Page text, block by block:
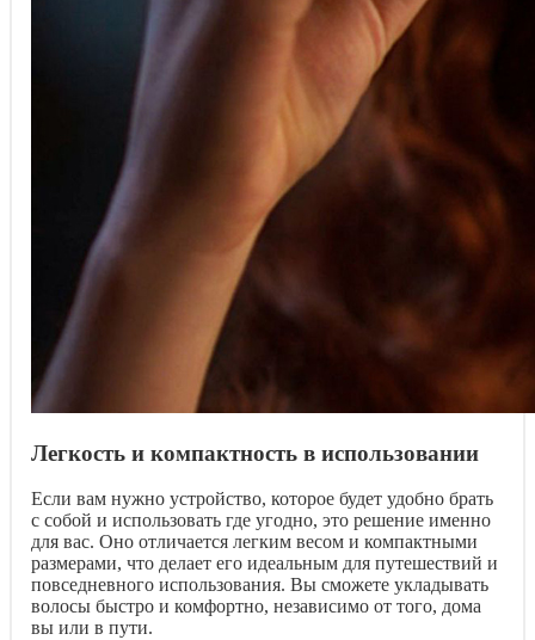
Легкость и компактность в использовании
Если вам нужно устройство, которое будет удобно брать
с собой и использовать где угодно, это решение именно
для вас. Оно отличается легким весом и компактными
размерами, что делает его идеальным для путешествий и
повседневного использования. Вы сможете укладывать
волосы быстро и комфортно, независимо от того, дома
вы или в пути.